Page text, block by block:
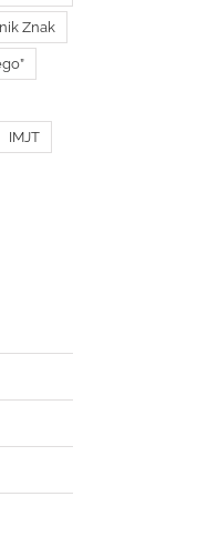
Znak
IMJT